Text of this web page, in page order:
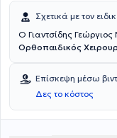
Σχετικά με τον
Ο Γιαντσίδης Γεώργιος
Ορθοπαιδικός
Εκπαιδεύσεως.
περιοχή Βούλγαρη.
Αριστοτελείου
το 2012 και στη
Επίσκεψη μέσω
Δες το κόστος